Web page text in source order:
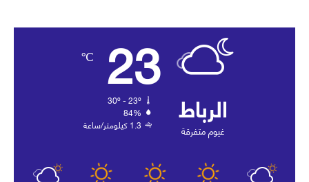
الرباط
غيوم متفرقة
23
℃
30º - 23º
84%
1.3 كيلومتر/ساعة